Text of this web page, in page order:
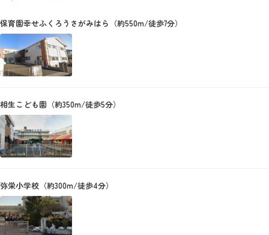
保育園幸せふくろうさがみはら（約550m/徒歩7分）
相生こども園（約350m/徒歩5分）
弥栄小学校（約300m/徒歩4分）